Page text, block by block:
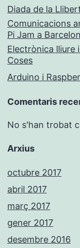
Diada de la
Comunicacions
Pi Jam a
Electrònica lliure
Coses
Arduino i
Comentaris
No s'han trobat
Arxius
octubre 2017
abril 2017
març 2017
gener 2017
desembre 2016